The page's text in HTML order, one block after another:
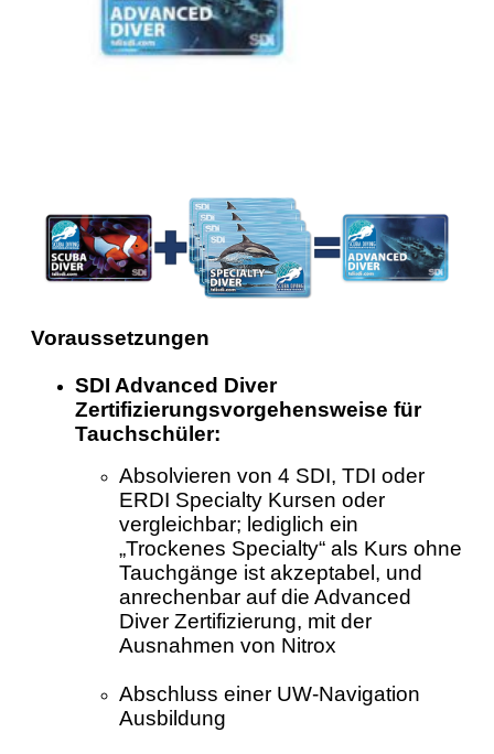
Voraussetzungen
SDI Advanced Diver
Zertifizierungsvorgehensweise für
Tauchschüler:
Absolvieren von 4 SDI, TDI oder
ERDI Specialty Kursen oder
vergleichbar; lediglich ein
„Trockenes Specialty“ als Kurs ohne
Tauchgänge ist akzeptabel, und
anrechenbar auf die Advanced
Diver Zertifizierung, mit der
Ausnahmen von Nitrox
Abschluss einer UW-Navigation
Ausbildung